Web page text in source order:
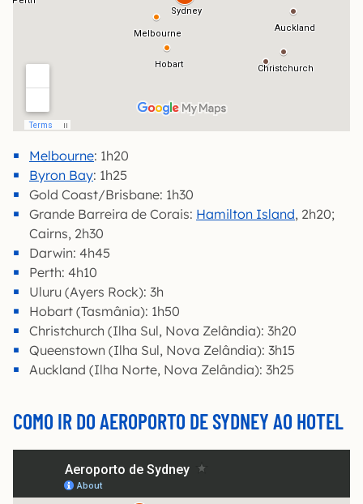
Melbourne: 1h20
Byron Bay: 1h25
Gold Coast/Brisbane: 1h30
Grande Barreira de Corais: Hamilton Island, 2h20;
Cairns, 2h30
Darwin: 4h45
Perth: 4h10
Uluru (Ayers Rock): 3h
Hobart (Tasmânia): 1h50
Christchurch (Ilha Sul, Nova Zelândia): 3h20
Queenstown (Ilha Sul, Nova Zelândia): 3h15
Auckland (Ilha Norte, Nova Zelândia): 3h25
COMO IR DO AEROPORTO DE SYDNEY AO HOTEL